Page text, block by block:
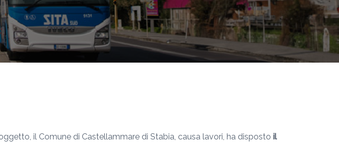
il Comune di Castellammare di Stabia, causa lavori, ha disposto il